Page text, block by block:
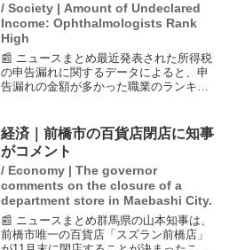
/ Society | Amount of Undeclared
Income: Ophthalmologists Rank
High
📰 ニュースまとめ最近発表された所得税
の申告漏れに関するデータによると、申
告漏れの金額が多かった職業のランキン
件数は36万件を超え、総額は9317億円に
達しました。追...
経済｜前橋市の百貨店閉店に知事
がコメント
/ Economy | The governor
comments on the closure of a
department store in Maebashi City.
📰 ニュースまとめ群馬県の山本知事は、
前橋市唯一の百貨店「スズラン前橋店」